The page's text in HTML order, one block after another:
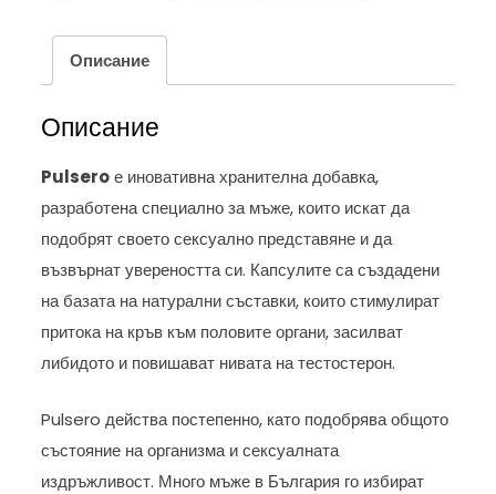
Описание
Описание
Pulseroе иновативна хранителна добавка,
разработена специално за мъже, които искат да
подобрят своето сексуално представяне и да
възвърнат увереността си. Капсулите са създадени
на базата на натурални съставки, които стимулират
притока на кръв към половите органи, засилват
либидото и повишават нивата на тестостерон.
Pulsero действа постепенно, като подобрява общото
състояние на организма и сексуалната
издръжливост. Много мъже в България го избират